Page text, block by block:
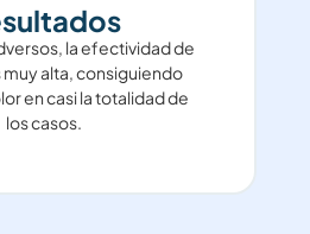
la efectividad de
muy alta, consiguiendo
en casi la totalidad de
los casos.